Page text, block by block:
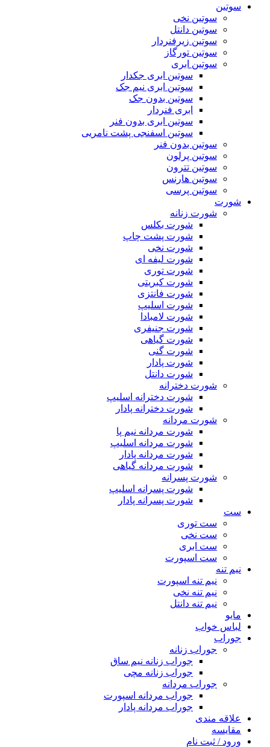
سوتین
سوتین نخی
سوتین دانتل
سوتین زیرفنردار
سوتین تورگاز
سوتین ابری
سوتین ابری جکدار
سوتین ابری نیم جک
سوتین بدون جک
ابری فنردار
سوتین ابری بدون فنر
سوتین اسفنجی پشت نامریی
سوتین بدون فنر
سوتین پرلون
سوتین تترون
سوتین هارنس
سوتین پرسی
شورت
شورت زنانه
شورت بکلس
شورت پشت چاپ
شورت نخی
شورت لیفه ای
شورت توری
شورت کبریتی
شورت فانتزی
شورت اسلیپ
شورت لامبادا
شورت جنیفری
شورت گیاهی
شورت گنی
شورت پادار
شورت دانتل
شورت دخترانه
شورت دخترانه اسلیپ
شورت دخترانه پادار
شورت مردانه
شورت مردانه نیم پا
شورت مردانه اسلیپ
شورت مردانه پادار
شورت مردانه گیاهی
شورت پسرانه
شورت پسرانه اسلیپ
شورت پسرانه پادار
ست
ست توری
ست نخی
ست ابری
ست اسپورت
نیم تنه
نیم تنه اسپورت
نیم تنه نخی
نیم تنه دانتل
مایو
لباس خواب
جوراب
جوراب زنانه
جوراب زنانه نیم ساق
جوراب زنانه مچی
جوراب مردانه
جوراب مردانه اسپورت
جوراب مردانه پادار
علاقه مندی
مقایسه
ورود / ثبت نام